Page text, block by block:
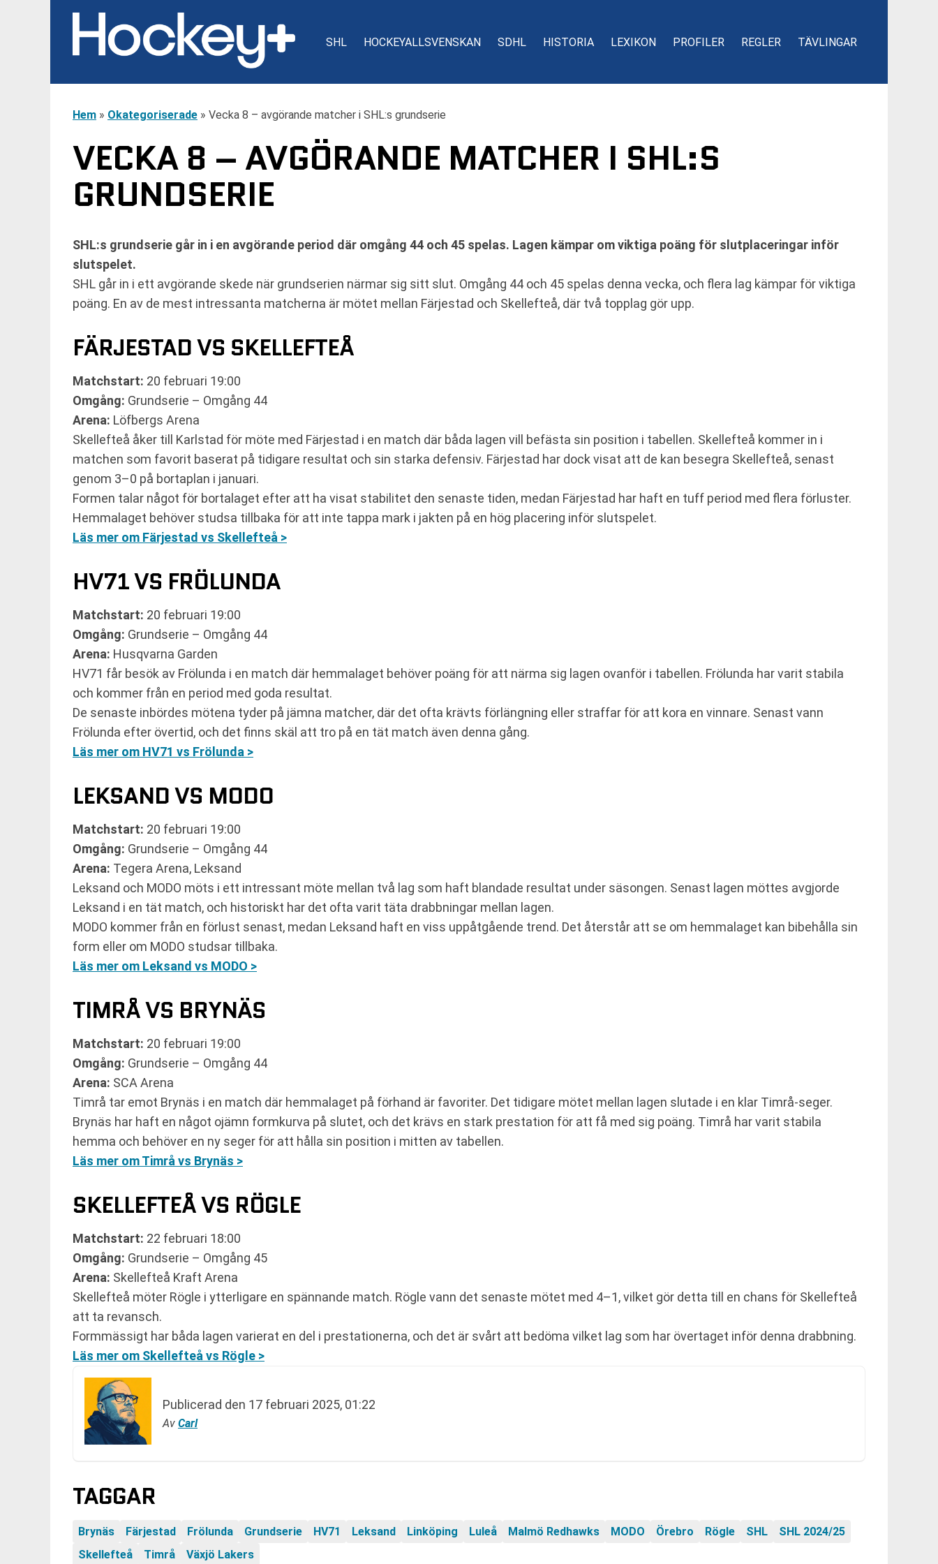
SHL HOCKEYALLSVENSKAN SDHL HISTORIA LEXIKON PROFILER REGLER TÄVLINGAR
Hem » Okategoriserade » Vecka 8 – avgörande matcher i SHL:s grundserie
VECKA 8 – AVGÖRANDE MATCHER I SHL:S
GRUNDSERIE
SHL:s grundserie går in i en avgörande period där omgång 44 och 45 spelas. Lagen kämpar om viktiga poäng för slutplaceringar inför
slutspelet.
SHL går in i ett avgörande skede när grundserien närmar sig sitt slut. Omgång 44 och 45 spelas denna vecka, och flera lag kämpar för viktiga
poäng. En av de mest intressanta matcherna är mötet mellan Färjestad och Skellefteå, där två topplag gör upp.
FÄRJESTAD VS SKELLEFTEÅ
Matchstart: 20 februari 19:00
Omgång: Grundserie – Omgång 44
Arena: Löfbergs Arena
Skellefteå åker till Karlstad för möte med Färjestad i en match där båda lagen vill befästa sin position i tabellen. Skellefteå kommer in i
matchen som favorit baserat på tidigare resultat och sin starka defensiv. Färjestad har dock visat att de kan besegra Skellefteå, senast
genom 3–0 på bortaplan i januari.
Formen talar något för bortalaget efter att ha visat stabilitet den senaste tiden, medan Färjestad har haft en tuff period med flera förluster.
Hemmalaget behöver studsa tillbaka för att inte tappa mark i jakten på en hög placering inför slutspelet.
Läs mer om Färjestad vs Skellefteå >
HV71 VS FRÖLUNDA
Matchstart: 20 februari 19:00
Omgång: Grundserie – Omgång 44
Arena: Husqvarna Garden
HV71 får besök av Frölunda i en match där hemmalaget behöver poäng för att närma sig lagen ovanför i tabellen. Frölunda har varit stabila
och kommer från en period med goda resultat.
De senaste inbördes mötena tyder på jämna matcher, där det ofta krävts förlängning eller straffar för att kora en vinnare. Senast vann
Frölunda efter övertid, och det finns skäl att tro på en tät match även denna gång.
Läs mer om HV71 vs Frölunda >
LEKSAND VS MODO
Matchstart: 20 februari 19:00
Omgång: Grundserie – Omgång 44
Arena: Tegera Arena, Leksand
Leksand och MODO möts i ett intressant möte mellan två lag som haft blandade resultat under säsongen. Senast lagen möttes avgjorde
Leksand i en tät match, och historiskt har det ofta varit täta drabbningar mellan lagen.
MODO kommer från en förlust senast, medan Leksand haft en viss uppåtgående trend. Det återstår att se om hemmalaget kan bibehålla sin
form eller om MODO studsar tillbaka.
Läs mer om Leksand vs MODO >
TIMRÅ VS BRYNÄS
Matchstart: 20 februari 19:00
Omgång: Grundserie – Omgång 44
Arena: SCA Arena
Timrå tar emot Brynäs i en match där hemmalaget på förhand är favoriter. Det tidigare mötet mellan lagen slutade i en klar Timrå-seger.
Brynäs har haft en något ojämn formkurva på slutet, och det krävs en stark prestation för att få med sig poäng. Timrå har varit stabila
hemma och behöver en ny seger för att hålla sin position i mitten av tabellen.
Läs mer om Timrå vs Brynäs >
SKELLEFTEÅ VS RÖGLE
Matchstart: 22 februari 18:00
Omgång: Grundserie – Omgång 45
Arena: Skellefteå Kraft Arena
Skellefteå möter Rögle i ytterligare en spännande match. Rögle vann det senaste mötet med 4–1, vilket gör detta till en chans för Skellefteå
att ta revansch.
Formmässigt har båda lagen varierat en del i prestationerna, och det är svårt att bedöma vilket lag som har övertaget inför denna drabbning.
Läs mer om Skellefteå vs Rögle >
Publicerad den 17 februari 2025, 01:22
Av Carl
TAGGAR
Brynäs Färjestad Frölunda Grundserie HV71 Leksand Linköping Luleå Malmö Redhawks MODO Örebro Rögle SHL
SHL 2024/25
Skellefteå
Timrå Växjö Lakers